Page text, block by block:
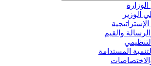
الوزير
والقيم
المستدامة